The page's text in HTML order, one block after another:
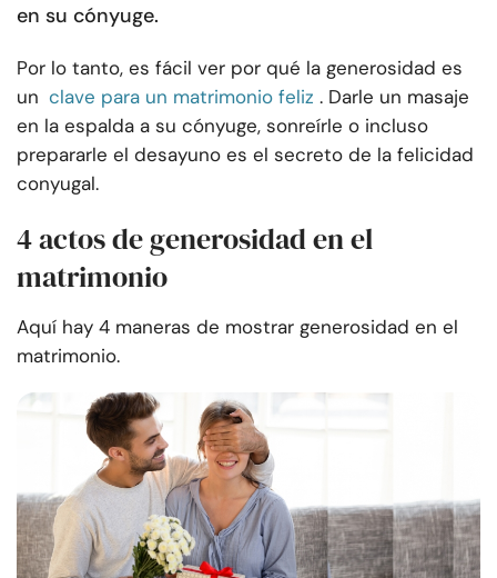
en su cónyuge.
Por lo tanto, es fácil ver por qué la generosidad es
un clave para un matrimonio feliz . Darle un masaje
en la espalda a su cónyuge, sonreírle o incluso
prepararle el desayuno es el secreto de la felicidad
conyugal.
4 actos de generosidad en el
matrimonio
Aquí hay 4 maneras de mostrar generosidad en el
matrimonio.